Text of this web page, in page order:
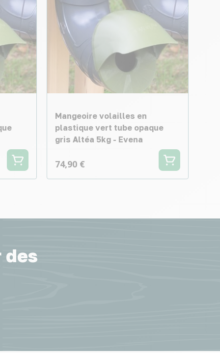
Mangeoire volailles en
plastique vert tube opaque
gris Altéa 5kg - Evena
74,90 €
des